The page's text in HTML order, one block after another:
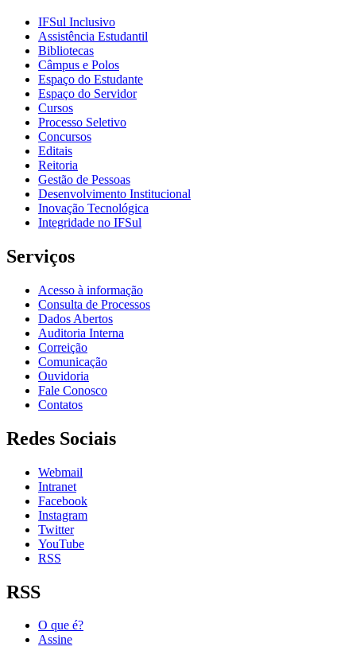
IFSul Inclusivo
Assistência Estudantil
Bibliotecas
Câmpus e Polos
Espaço do Estudante
Espaço do Servidor
Cursos
Processo Seletivo
Concursos
Editais
Reitoria
Gestão de Pessoas
Desenvolvimento Institucional
Inovação Tecnológica
Integridade no IFSul
Serviços
Acesso à informação
Consulta de Processos
Dados Abertos
Auditoria Interna
Correição
Comunicação
Ouvidoria
Fale Conosco
Contatos
Redes Sociais
Webmail
Intranet
Facebook
Instagram
Twitter
YouTube
RSS
RSS
O que é?
Assine